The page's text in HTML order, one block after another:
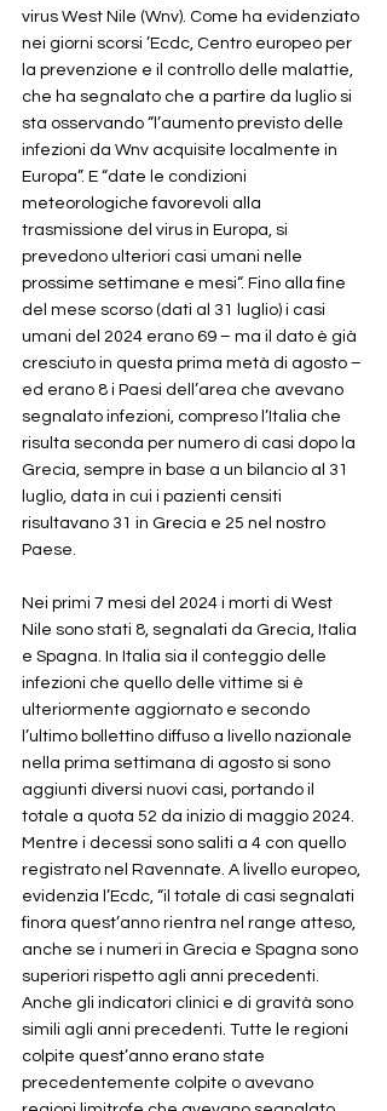
virus West Nile (Wnv). Come ha evidenziato
nei giorni scorsi ’Ecdc, Centro europeo per
la prevenzione e il controllo delle malattie,
che ha segnalato che a partire da luglio si
sta osservando “l’aumento previsto delle
infezioni da Wnv acquisite localmente in
Europa”. E “date le condizioni
meteorologiche favorevoli alla
trasmissione del virus in Europa, si
prevedono ulteriori casi umani nelle
prossime settimane e mesi“. Fino alla fine
del mese scorso (dati al 31 luglio) i casi
umani del 2024 erano 69 – ma il dato è già
cresciuto in questa prima metà di agosto –
ed erano 8 i Paesi dell’area che avevano
segnalato infezioni, compreso l’Italia che
risulta seconda per numero di casi dopo la
Grecia, sempre in base a un bilancio al 31
luglio, data in cui i pazienti censiti
risultavano 31 in Grecia e 25 nel nostro
Paese.
Nei primi 7 mesi del 2024 i morti di West
Nile sono stati 8, segnalati da Grecia, Italia
e Spagna. In Italia sia il conteggio delle
infezioni che quello delle vittime si è
ulteriormente aggiornato e secondo
l’ultimo bollettino diffuso a livello nazionale
nella prima settimana di agosto si sono
aggiunti diversi nuovi casi, portando il
totale a quota 52 da inizio di maggio 2024.
Mentre i decessi sono saliti a 4 con quello
registrato nel Ravennate. A livello europeo,
evidenzia l’Ecdc, “il totale di casi segnalati
finora quest’anno rientra nel range atteso,
anche se i numeri in Grecia e Spagna sono
superiori rispetto agli anni precedenti.
Anche gli indicatori clinici e di gravità sono
simili agli anni precedenti. Tutte le regioni
colpite quest’anno erano state
precedentemente colpite o avevano